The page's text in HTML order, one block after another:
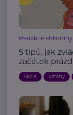
Redakce
5 tipů, jak
začátek
Škola Vztahy